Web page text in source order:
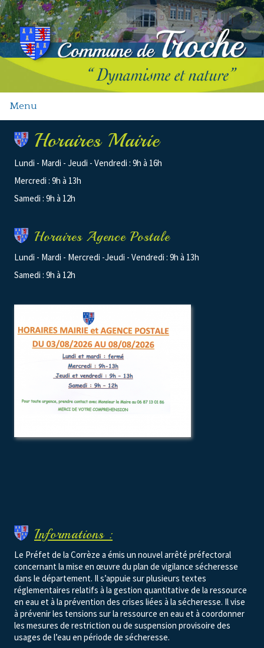
Menu
Horaires Mairie
Lundi - Mardi - Jeudi - Vendredi : 9h à 16h
Mercredi : 9h à 13h
Samedi : 9h à 12h
Horaires Agence Postale
Lundi - Mardi - Mercredi -Jeudi - Vendredi : 9h à 13h
Samedi : 9h à 12h
Informations :
Le Préfet de la Corrèze a émis un nouvel arrêté préfectoral
concernant la mise en œuvre du plan de vigilance sécheresse
dans le département. Il s’appuie sur plusieurs textes
réglementaires relatifs à la gestion quantitative de la ressource
en eau et à la prévention des crises liées à la sécheresse. Il vise
à prévenir les tensions sur la ressource en eau et à coordonner
les mesures de restriction ou de suspension provisoire des
usages de l’eau en période de sécheresse.